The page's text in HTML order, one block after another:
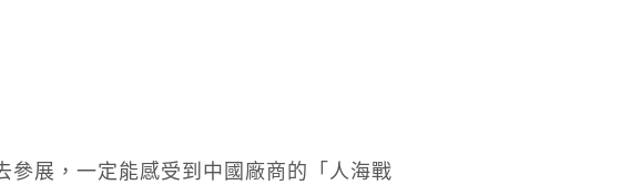
展，一定能感受到中國廠商的「人海戰